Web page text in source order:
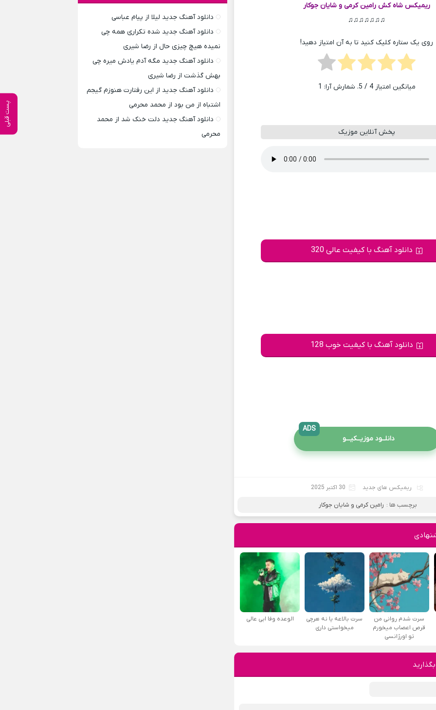
پست قبلی
ریمیکس شاه کشرامین کرمی و شایان جوکار
♫♫♫♫♫♫♫
روی یک ستاره کلیک کنید تا به آن امتیاز دهید!
میانگین امتیاز4 / 5. شمارش آرا: 1
پخش آنلاین موزیک
دانلود آهنگ با کیفیت عالی 320
دانلود آهنگ با کیفیت خوب 128
دانلــود موزیــکیـــو
ADS
ریمیکس های جدید 30 اکتبر 2025
برچسب ها : رامین کرمی و شایان جوکار
سرت شدم روانی من
قرص اعصاب میخورم
تو اورژانسی
سرت بالاعه یا نه هرچی
میخواستی داری
الوعده وفا ابی عالی
دانلود آهنگ جدید لیلا از پیام عباسی
دانلود آهنگ جدید شده تکراری همه چی
نمیده هیچ چیزی حال از رضا شیری
دانلود آهنگ جدید مگه آدم یادش میره چی
بهش گذشت از رضا شیری
دانلود آهنگ جدید از این رفتارت هنوزم گیجم
اشتباه از من بود از محمد محرمی
دانلود آهنگ جدید دلت خنک شد از محمد
محرمی